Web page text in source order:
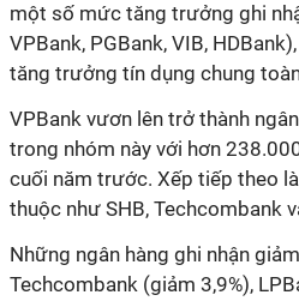
một số mức tăng trưởng ghi
VPBank, PGBank, VIB,
tăng trưởng tín dụng chung
VPBank vươn lên trở thành
trong nhóm này với hơn
cuối năm trước. Xếp tiếp theo
thuộc như SHB, Techcombank
Những ngân hàng ghi nhận
Techcombank (giảm 3,9%),